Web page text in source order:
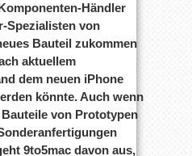
Händler
Spezialisten von
Bauteil zukommen
aktuellem
dem neuen iPhone
könnte. Auch wenn
von Prototypen
9to5mac davon aus,